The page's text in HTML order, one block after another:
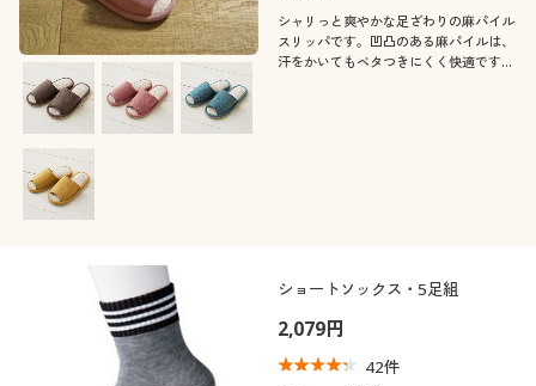
シャリっと爽やかな足ざわりの麻パイル
スリッパです。凹凸のある麻パイルは、
汗をかいてもベタつきにくく快適です♪
ショートソックス・5足組
2,079円
42件